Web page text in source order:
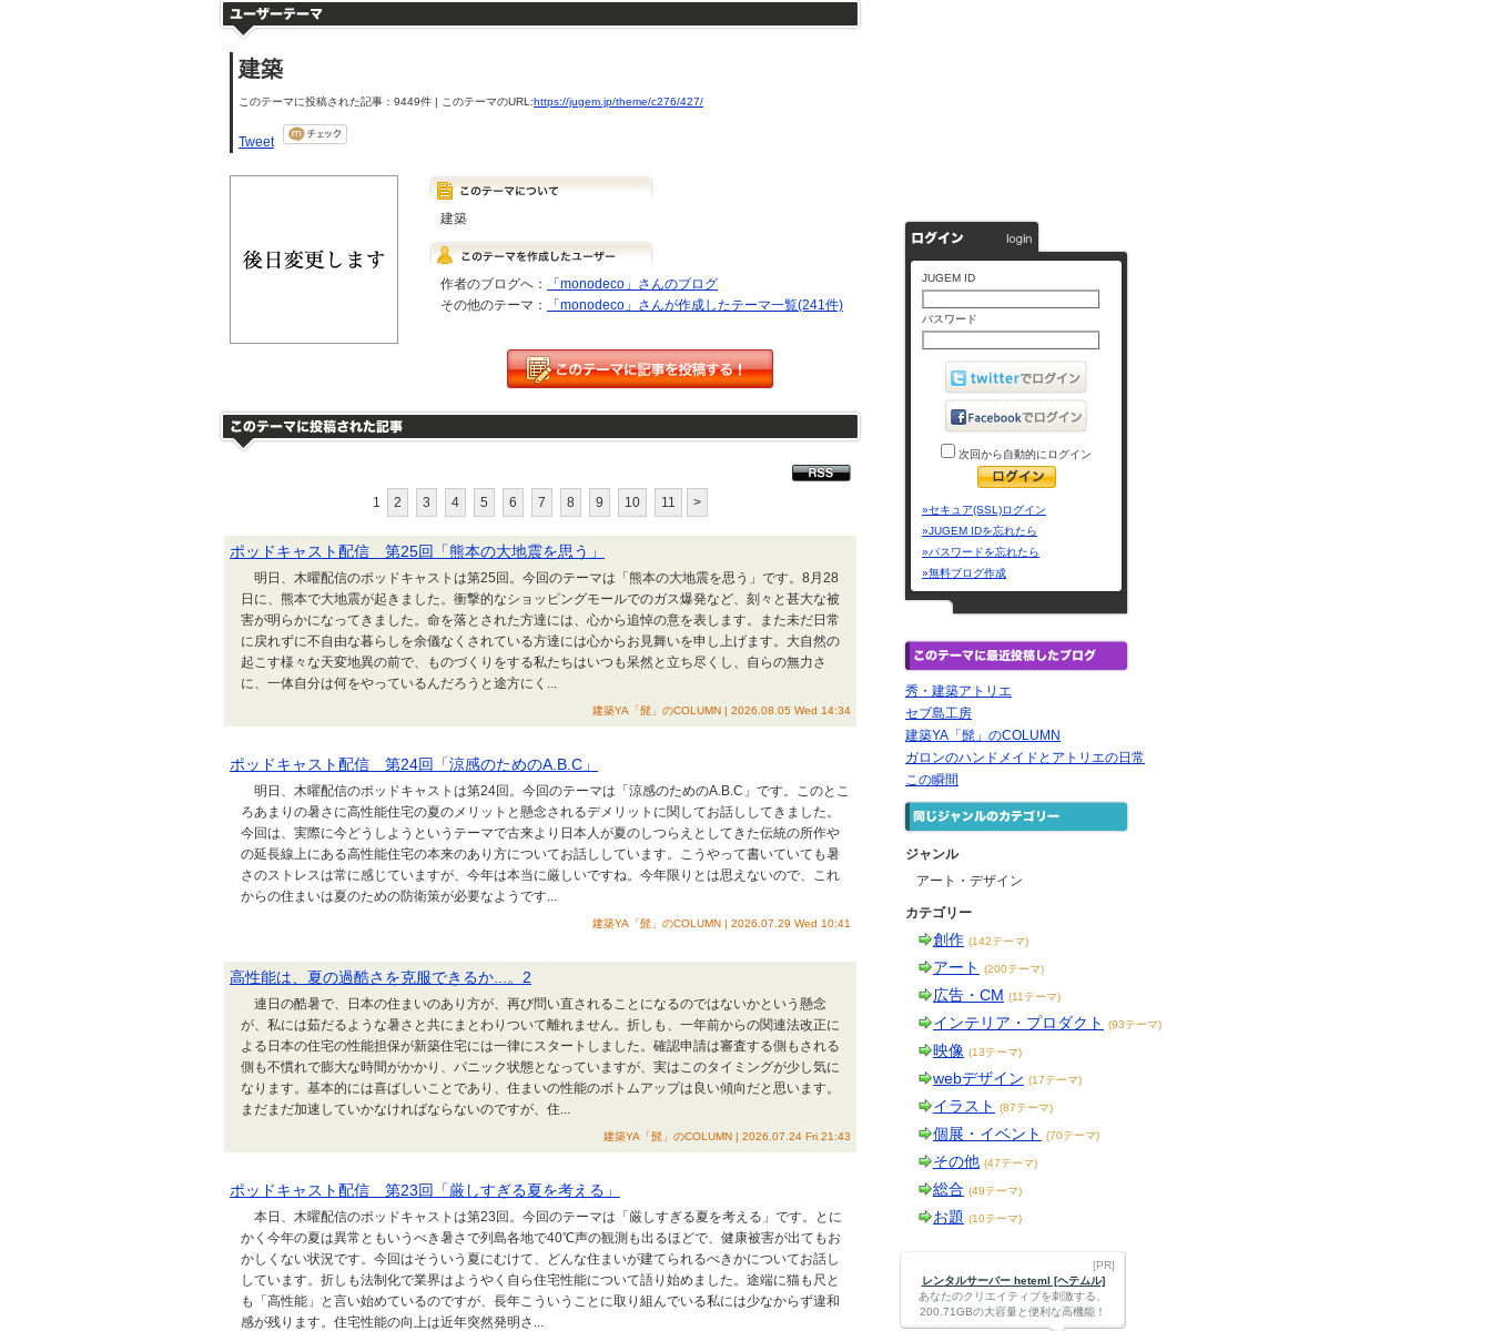
建築
このテーマに投稿された記事：9449件 | このテーマのURL:https://jugem.jp/theme/c276/427/
Tweet
建築
作者のブログへ：
「monodeco」さんのブログ
その他のテーマ：
「monodeco」さんが作成したテーマ一覧(241件)
1 2 3 4 5 6 7 8 9 10 11 >
ポッドキャスト配信 第25回「熊本の大地震を思う」
明日、木曜配信のポッドキャストは第25回。今回のテーマは「熊本の大地震を思う」です。8月28
日に、熊本で大地震が起きました。衝撃的なショッピングモールでのガス爆発など、刻々と甚大な被
害が明らかになってきました。命を落とされた方達には、心から追悼の意を表します。また未だ日常
に戻れずに不自由な暮らしを余儀なくされている方達には心からお見舞いを申し上げます。大自然の
起こす様々な天変地異の前で、ものづくりをする私たちはいつも呆然と立ち尽くし、自らの無力さ
に、一体自分は何をやっているんだろうと途方にく...
建築YA「髭」のCOLUMN | 2026.08.05 Wed 14:34
ポッドキャスト配信 第24回「涼感のためのA.B.C」
明日、木曜配信のポッドキャストは第24回。今回のテーマは「涼感のためのA.B.C」です。このとこ
ろあまりの暑さに高性能住宅の夏のメリットと懸念されるデメリットに関してお話ししてきました。
今回は、実際に今どうしようというテーマで古来より日本人が夏のしつらえとしてきた伝統の所作や
の延長線上にある高性能住宅の本来のあり方についてお話ししています。こうやって書いていても暑
さのストレスは常に感じていますが、今年は本当に厳しいですね。今年限りとは思えないので、これ
からの住まいは夏のための防衛策が必要なようです...
建築YA「髭」のCOLUMN | 2026.07.29 Wed 10:41
高性能は、夏の過酷さを克服できるか...。2
連日の酷暑で、日本の住まいのあり方が、再び問い直されることになるのではないかという懸念
が、私には茹だるような暑さと共にまとわりついて離れません。折しも、一年前からの関連法改正に
よる日本の住宅の性能担保が新築住宅には一律にスタートしました。確認申請は審査する側もされる
側も不慣れで膨大な時間がかかり、パニック状態となっていますが、実はこのタイミングが少し気に
なります。基本的には喜ばしいことであり、住まいの性能のボトムアップは良い傾向だと思います。
まだまだ加速していかなければならないのですが、住...
建築YA「髭」のCOLUMN | 2026.07.24 Fri 21:43
ポッドキャスト配信 第23回「厳しすぎる夏を考える」
本日、木曜配信のポッドキャストは第23回。今回のテーマは「厳しすぎる夏を考える」です。とに
かく今年の夏は異常ともいうべき暑さで列島各地で40℃声の観測も出るほどで、健康被害が出てもお
かしくない状況です。今回はそういう夏にむけて、どんな住まいが建てられるべきかについてお話し
しています。折しも法制化で業界はようやく自ら住宅性能について語り始めました。途端に猫も尺と
も「高性能」と言い始めているのですが、長年こういうことに取り組んでいる私には少なからず違和
感が残ります。住宅性能の向上は近年突然発明さ...
JUGEM ID
パスワード
次回から自動的にログイン
»セキュア(SSL)ログイン
»JUGEM IDを忘れたら
»パスワードを忘れたら
»無料ブログ作成
秀・建築アトリエ
セブ島工房
建築YA「髭」のCOLUMN
ガロンのハンドメイドとアトリエの日常
この瞬間
ジャンル
アート・デザイン
カテゴリー
創作 (142テーマ)
アート (200テーマ)
広告・CM (11テーマ)
インテリア・プロダクト (93テーマ)
映像 (13テーマ)
webデザイン (17テーマ)
イラスト (87テーマ)
個展・イベント (70テーマ)
その他 (47テーマ)
総合 (49テーマ)
お題 (10テーマ)
[PR]
レンタルサーバー heteml [ヘテムル]
あなたのクリエイティブを刺激する、
200.71GBの大容量と便利な高機能！